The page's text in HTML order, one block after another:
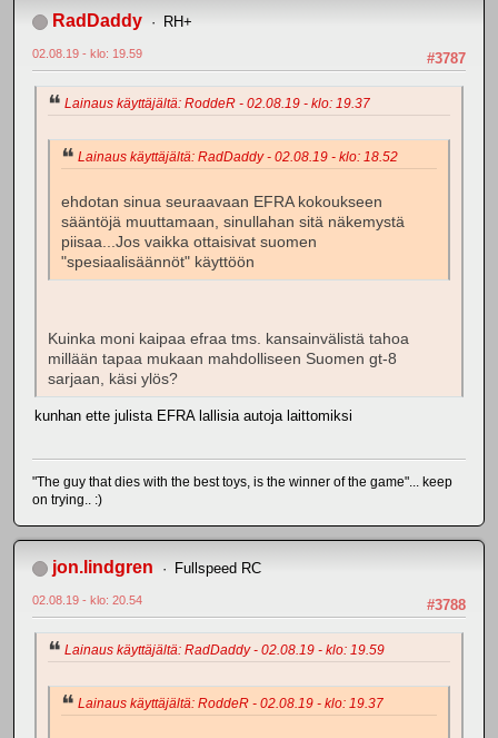
RadDaddy RH+
#3787
02.08.19 - klo: 19.59
Lainaus käyttäjältä: RoddeR - 02.08.19 - klo: 19.37
Lainaus käyttäjältä: RadDaddy - 02.08.19 - klo: 18.52
ehdotan sinua seuraavaan EFRA kokoukseen
sääntöjä muuttamaan, sinullahan sitä näkemystä
piisaa...Jos vaikka ottaisivat suomen
"spesiaalisäännöt" käyttöön
Kuinka moni kaipaa efraa tms. kansainvälistä tahoa
millään tapaa mukaan mahdolliseen Suomen gt-8
sarjaan, käsi ylös?
kunhan ette julista EFRA lallisia autoja laittomiksi
"The guy that dies with the best toys, is the winner of the game"... keep
on trying.. :)
jon.lindgren Fullspeed RC
#3788
02.08.19 - klo: 20.54
Lainaus käyttäjältä: RadDaddy - 02.08.19 - klo: 19.59
Lainaus käyttäjältä: RoddeR - 02.08.19 - klo: 19.37